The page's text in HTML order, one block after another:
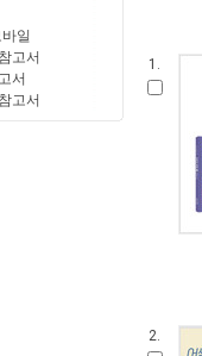
일
고서
서
고서
1.
2.